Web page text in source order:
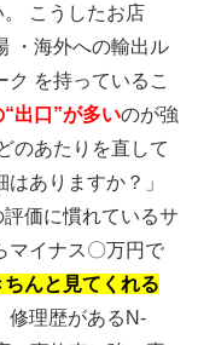
こうしたお店
・海外への輸出ル
を持っているこ
出口”が多いのが強
のあたりを直して
ありますか？」
価に慣れているサ
マイナス〇万円で
んと見てくれる
修理歴があるN-